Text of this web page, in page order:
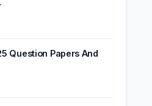
Question Papers And